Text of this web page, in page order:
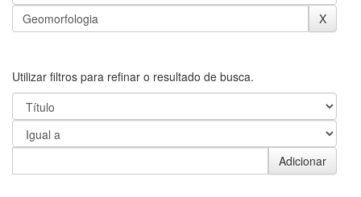
Utilizar filtros para refinar o resultado de busca.